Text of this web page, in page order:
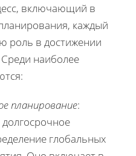
включающий в
каждый
роль в достижении
Среди наиболее
планирование:
глобальных